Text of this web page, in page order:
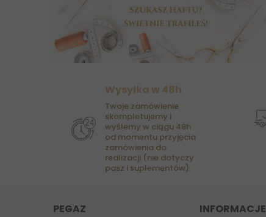
Wysyłka w 48h
Twoje zamówienie
skompletujemy i
wyślemy w ciągu 48h
od momentu przyjęcia
zamówienia do
realizacji (nie dotyczy
pasz i suplementów)
PEGAZ INFORMACJE